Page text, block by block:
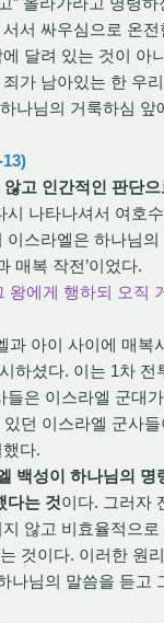
서 싸우심으로 온
달려 있는 것이 아
가 남아있는 한 우
나님의 거룩하심
고 인간적인 판단
나타나셔서 여호
스라엘은 하나님
매복 작전’이었다.
에게 행하되 오직
아이 사이에 매
하셨다. 이는 1차
은 이스라엘 군대
던 이스라엘 군사
다.
백성이 하나님의
다는 것이다. 그러자
않고 비효율적으
것이다. 이러한 원
나님의 말씀을 듣고